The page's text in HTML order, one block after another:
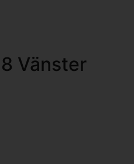
Vänster